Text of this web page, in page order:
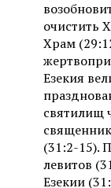
очистить
Храм
Езекия
святилищ
(31:2-15).
левитов
Езекии